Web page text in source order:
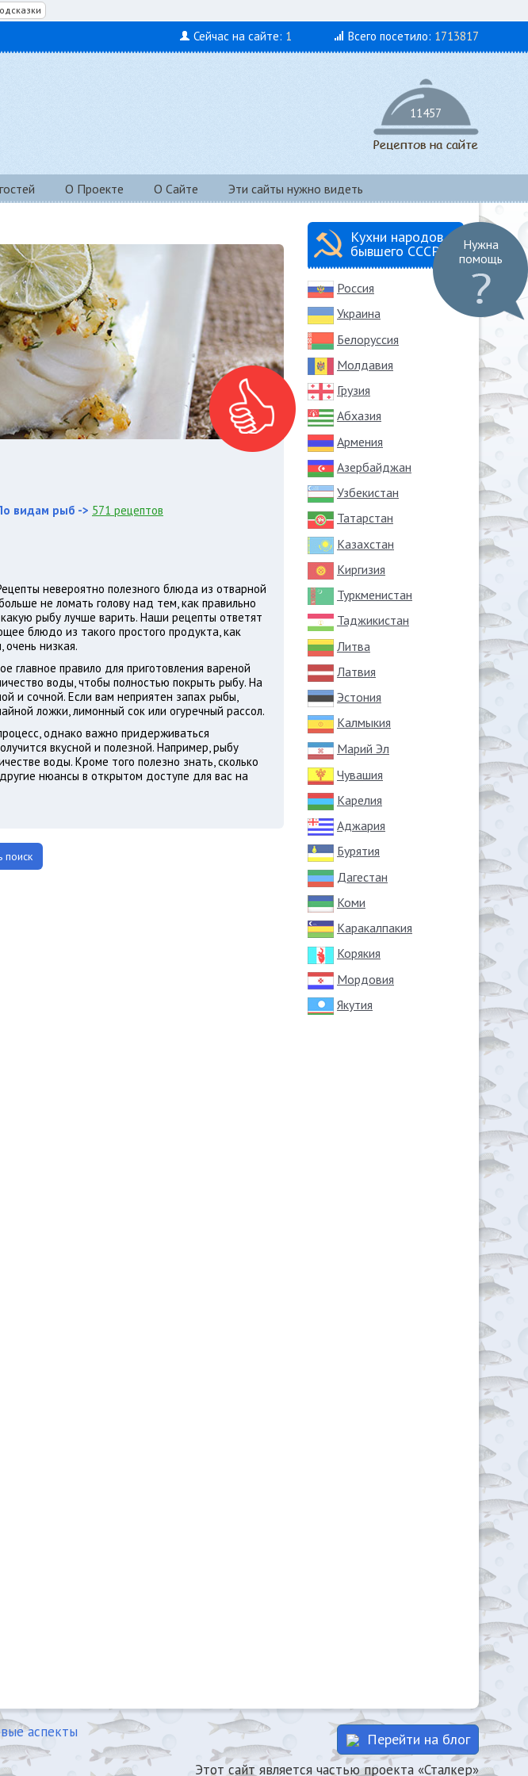
Сейчас на сайте: 1 Всего посетило: 1713817
11457
О Проекте О Сайте Эти сайты нужно видеть
По видам рыб -> 571 рецептов
невероятно полезного блюда из отварной
не ломать голову над тем, как правильно
рыбу лучше варить. Наши рецепты ответят
блюдо из такого простого продукта, как
очень низкая.
главное правило для приготовления вареной
воды, чтобы полностью покрыть рыбу. На
и сочной. Если вам неприятен запах рыбы,
ложки, лимонный сок или огуречный рассол.
однако важно придерживаться
вкусной и полезной. Например, рыбу
воды. Кроме того полезно знать, сколько
нюансы в открытом доступе для вас на
поиск
Кухни народов
бывшего СССР
Россия
Украина
Белоруссия
Молдавия
Грузия
Абхазия
Армения
Азербайджан
Узбекистан
Татарстан
Казахстан
Киргизия
Туркменистан
Таджикистан
Литва
Латвия
Эстония
Калмыкия
Марий Эл
Чувашия
Карелия
Аджария
Бурятия
Дагестан
Коми
Каракалпакия
Корякия
Мордовия
Якутия
аспекты Перейти на блог
Этот сайт является частью проекта «Сталкер»
Нужна
помощь